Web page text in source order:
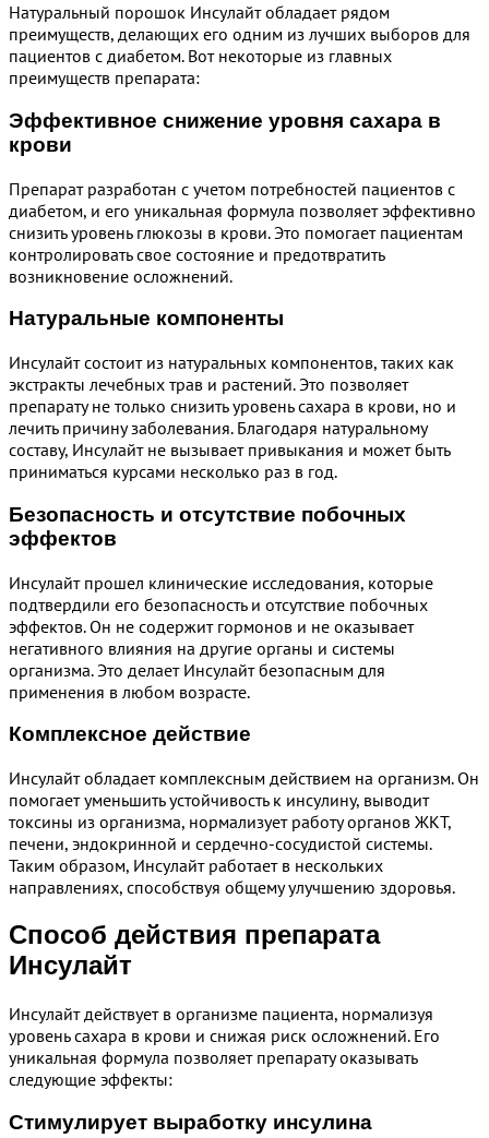
Натуральный порошок Инсулайт обладает рядом
преимуществ, делающих его одним из лучших выборов для
пациентов с диабетом. Вот некоторые из главных
преимуществ препарата:
Эффективное снижение уровня сахара в
крови
Препарат разработан с учетом потребностей пациентов с
диабетом, и его уникальная формула позволяет эффективно
снизить уровень глюкозы в крови. Это помогает пациентам
контролировать свое состояние и предотвратить
возникновение осложнений.
Натуральные компоненты
Инсулайт состоит из натуральных компонентов, таких как
экстракты лечебных трав и растений. Это позволяет
препарату не только снизить уровень сахара в крови, но и
лечить причину заболевания. Благодаря натуральному
составу, Инсулайт не вызывает привыкания и может быть
приниматься курсами несколько раз в год.
Безопасность и отсутствие побочных
эффектов
Инсулайт прошел клинические исследования, которые
подтвердили его безопасность и отсутствие побочных
эффектов. Он не содержит гормонов и не оказывает
негативного влияния на другие органы и системы
организма. Это делает Инсулайт безопасным для
применения в любом возрасте.
Комплексное действие
Инсулайт обладает комплексным действием на организм. Он
помогает уменьшить устойчивость к инсулину, выводит
токсины из организма, нормализует работу органов ЖКТ,
печени, эндокринной и сердечно-сосудистой системы.
Таким образом, Инсулайт работает в нескольких
направлениях, способствуя общему улучшению здоровья.
Способ действия препарата
Инсулайт
Инсулайт действует в организме пациента, нормализуя
уровень сахара в крови и снижая риск осложнений. Его
уникальная формула позволяет препарату оказывать
следующие эффекты:
Стимулирует выработку инсулина